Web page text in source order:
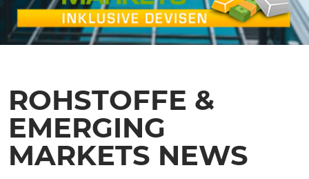
ROHSTOFFE &
EMERGING
MARKETS NEWS